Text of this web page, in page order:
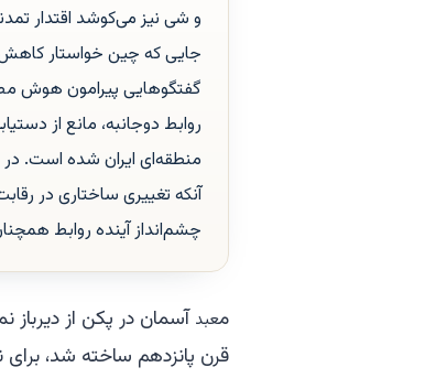
و شی نیز می‌کوشد اقتدار
جایی که چین خواستار کاهش
گفتگوهایی پیرامون هوش
روابط دوجانبه، مانع از
منطقه‌ای ایران شده است.
آنکه تغییری ساختاری در
چشم‌انداز آینده روابط
معبد آسمان در پکن از دیرباز
قرن پانزدهم ساخته شد،